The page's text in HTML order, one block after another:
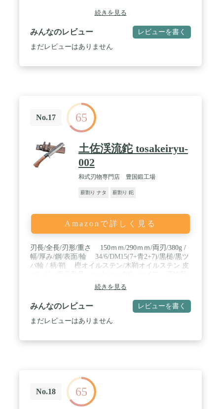
続きを見る
みんなのレビュー レビューを書く
まだレビューはありません
No.17 65
土佐渓流鉈 tosakeiryu-
002
和式刃物専門店 豊国鍛工場
薪割り ナタ 薪割り 鉈
Amazonで詳しく見る
刃長/全長/刃形/重さ 150ｍｍ/290ｍｍ/両刃/380g /
幅/厚み/鋼/表面/輪 34/6/DM15(7+青2+7)/黒槌/黒ツ
バ輪 / 柄/鞘 樫オイルステン/木鞘オイルステン 皮
は未成年の方(20才未満)へは販売いたしておりませ
ん。刃渡り5.5cm以上の刃物を正当な理由なく携帯
することは法律によって禁止されています。ご購入
は成人（20才以上）であり、フィッシング、キャン
プ、登山、アウトドア等、正当な理由、目的を有し
続きを見る
みんなのレビュー レビューを書く
まだレビューはありません
No.18 65